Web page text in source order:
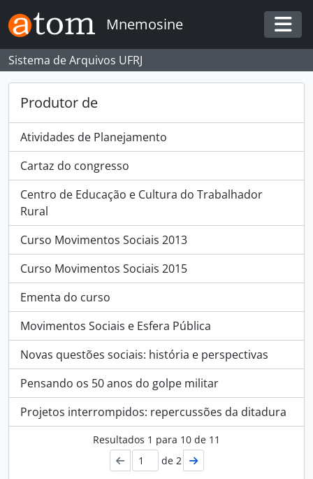
Skip to main content
Mnemosine
Sistema de Arquivos UFRJ
Produtor de
Atividades de Planejamento
Cartaz do congresso
Centro de Educação e Cultura do Trabalhador
Rural
Curso Movimentos Sociais 2013
Curso Movimentos Sociais 2015
Ementa do curso
Movimentos Sociais e Esfera Pública
Novas questões sociais: história e perspectivas
Pensando os 50 anos do golpe militar
Projetos interrompidos: repercussões da ditadura
Resultados 1 para 10 de 11
de 2